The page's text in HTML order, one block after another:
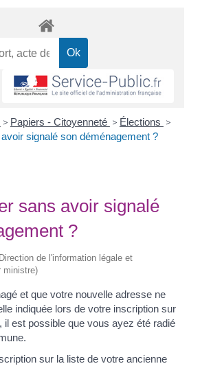
> Papiers - Citoyenneté > Élections >
signalé son déménagement ?
sans avoir signalé
?
de l'information légale et
ministre)
et que votre nouvelle adresse ne
indiquée lors de votre inscription sur
il est possible que vous ayez été radié
sur la liste de votre ancienne